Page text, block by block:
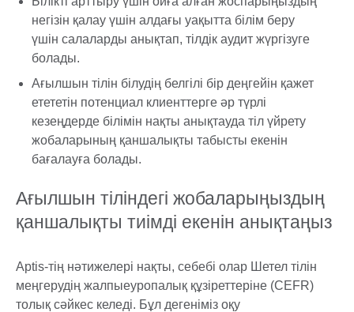
негізін қалау үшін алдағы уақытта білім беру
үшін салаларды анықтап, тілдік аудит жүргізуге
болады.
Ағылшын тілін білудің белгілі бір деңгейін қажет
етететін потенциал клиенттерге әр түрлі
кезеңдерде білімін нақты анықтауда тіл үйрету
жобаларының қаншалықты табысты екенін
бағалауға болады.
Ағылшын тіліндегі жобаларыңыздың
қаншалықты тиімді екенін анықтаңыз
Aptis-тің нәтижелері нақты, себебі олар Шетел тілін
меңгерудің жалпыеуропалық құзіреттеріне (CEFR)
толық сәйкес келеді. Бұл дегеніміз оқу